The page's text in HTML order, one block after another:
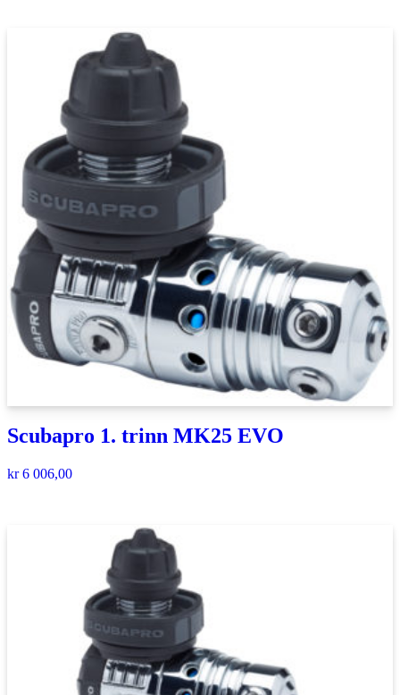
Scubapro 1. trinn MK25 EVO
kr6 006,00